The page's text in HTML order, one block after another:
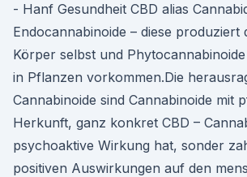
- Hanf Gesundheit CBD alias
Endocannabinoide – diese produziert
Körper selbst und
in Pflanzen vorkommen.Die
Cannabinoide sind Cannabinoide mit
Herkunft, ganz konkret CBD –
psychoaktive Wirkung hat, sonder
positiven Auswirkungen auf den